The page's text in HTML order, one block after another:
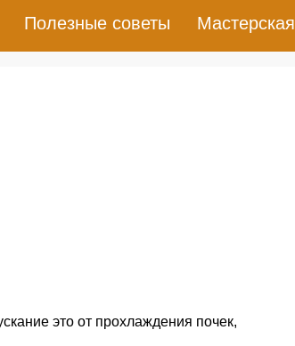
Полезные советы Мастерская
это от прохлаждения почек,